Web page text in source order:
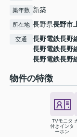
築年数 新築
所在地 長野県長野市
交通 長野電鉄長野
長野電鉄長野
長野電鉄長野
物件の特徴
TVモニタ
付きインタ
ーホン